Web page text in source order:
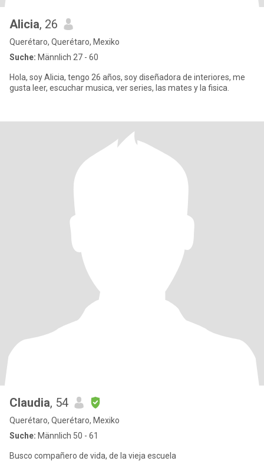
Alicia, 26
Querétaro, Querétaro, Mexiko
Suche: Männlich 27 - 60
Hola, soy Alicia, tengo 26 años, soy diseñadora de interiores, me
gusta leer, escuchar musica, ver series, las mates y la fisica.
Claudia, 54
Querétaro, Querétaro, Mexiko
Suche: Männlich 50 - 61
Busco compañero de vida, de la vieja escuela